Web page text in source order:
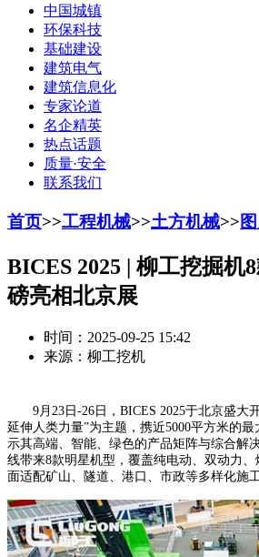
中国城镇
环保科技
基础建设
建筑电气
建筑信息化
专家论道
名企精英
热点话题
质量·安全
联系我们
首页>>工程机械>>土方机械>>
BICES 2025 | 柳工挖掘机
磅亮相北京展
时间：2025-09-25 15:42
来源：柳工挖机
9月23日-26日，BICES 2025于北京盛大开
延伸人类力量”为主题，携近5000平方米的
示其高端、智能、绿色的产品矩阵与综合解
线带来8款明星机型，覆盖纯电动、双动力
面适配矿山、隧道、港口、市政等多样化施工